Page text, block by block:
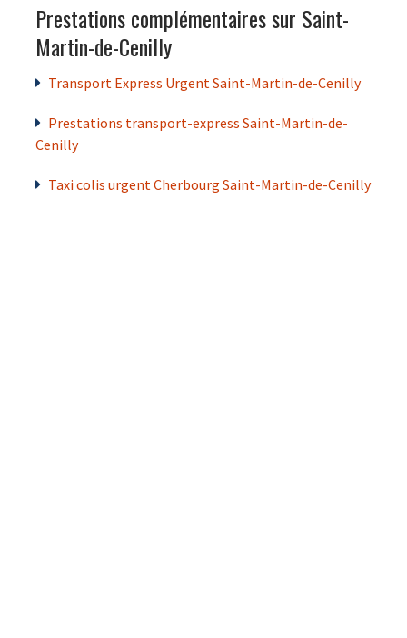
Prestations complémentaires sur Saint-
Martin-de-Cenilly
Transport Express Urgent Saint-Martin-de-Cenilly
Prestations transport-express Saint-Martin-de-
Cenilly
Taxi colis urgent Cherbourg Saint-Martin-de-Cenilly